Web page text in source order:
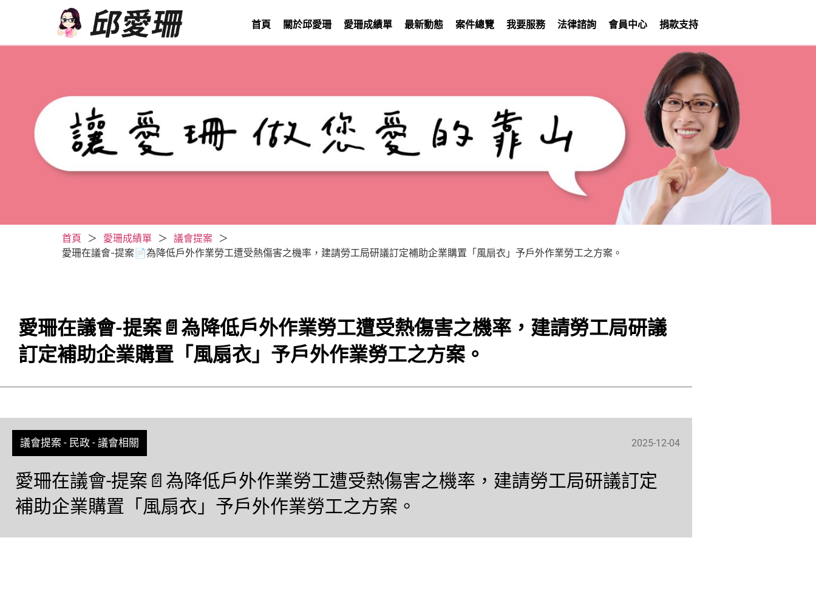
首頁 關於邱愛珊 愛珊成績單 最新動態 案件總覽 我要服務 法律諮詢 會員中心 捐款支持
首頁 ＞ 愛珊成績單 ＞ 議會提案 ＞
愛珊在議會-提案📄為降低戶外作業勞工遭受熱傷害之機率，建請勞工局研議訂定補助企業購置「風扇衣」予戶外作業勞工之方案。
愛珊在議會-提案📄為降低戶外作業勞工遭受熱傷害之機率，建請勞工局研議
訂定補助企業購置「風扇衣」予戶外作業勞工之方案。
議會提案 - 民政 - 議會相關 2025-12-04
愛珊在議會-提案📄為降低戶外作業勞工遭受熱傷害之機率，建請勞工局研議訂定
補助企業購置「風扇衣」予戶外作業勞工之方案。